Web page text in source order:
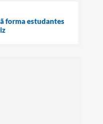
forma estudantes